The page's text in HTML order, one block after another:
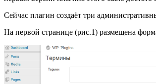
Сейчас плагин создаёт три
На первой странице (рис.1) размещена